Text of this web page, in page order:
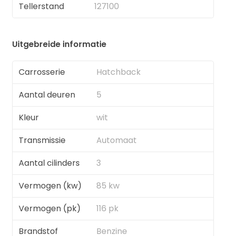
Tellerstand
127100
Uitgebreide informatie
Carrosserie
Hatchback
Aantal deuren
5
Kleur
wit
Transmissie
Automaat
Aantal cilinders
3
Vermogen (kw)
85 kw
Vermogen (pk)
116 pk
Brandstof
Benzine